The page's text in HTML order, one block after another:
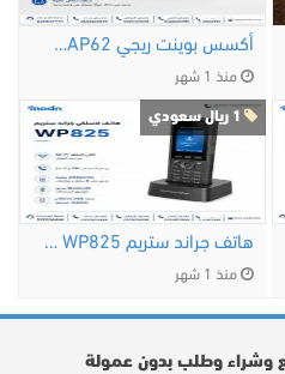
أكسس بوينت ريجي Reyee RG-RAP62 هل تبحث عن أكسس …
منذ 1 شهر
هاتف جراند ستريم WP825 اللاسلكي تجربة اتصال …
منذ 1 شهر
وشراء وطلب بدون عمولة